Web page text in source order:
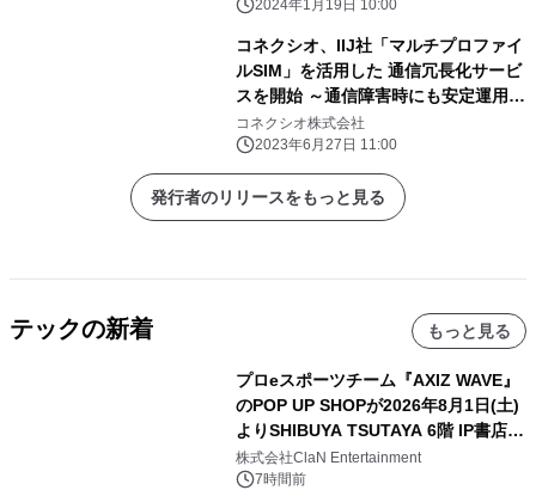
2024年1月19日 10:00
コネクシオ、IIJ社「マルチプロファイ
ルSIM」を活用した 通信冗長化サービ
スを開始 ～通信障害時にも安定運用が
可能に～
コネクシオ株式会社
2023年6月27日 11:00
発行者のリリースをもっと見る
テックの新着 もっと見る
プロeスポーツチーム『AXIZ WAVE』
のPOP UP SHOPが2026年8月1日(土)
よりSHIBUYA TSUTAYA 6階 IP書店で
開催決定！！
株式会社ClaN Entertainment
7時間前